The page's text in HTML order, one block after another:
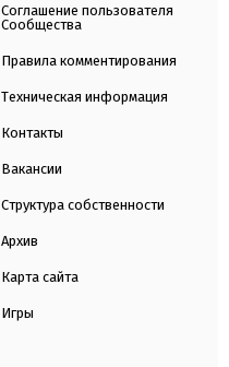
Соглашение пользователя
Сообщества
Правила комментирования
Техническая информация
Контакты
Вакансии
Структура собственности
Архив
Карта сайта
Игры